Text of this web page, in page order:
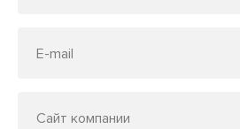
E-mail
Сайт компании